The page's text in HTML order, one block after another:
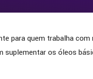
para quem trabalha com
suplementar os óleos